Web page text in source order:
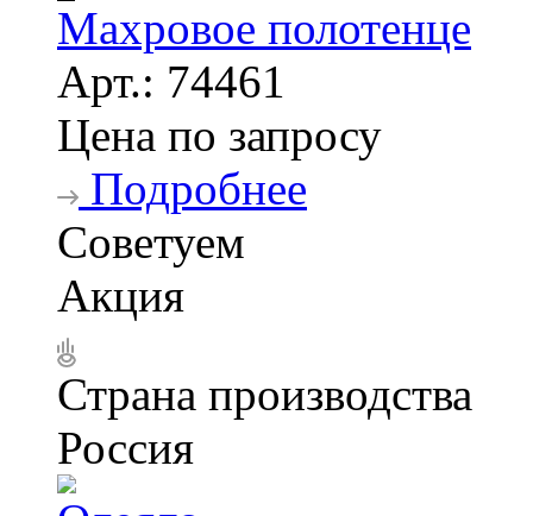
Махровое полотенце
Арт.: 74461
Цена по запросу
Подробнее
Советуем
Акция
Страна производства
Россия